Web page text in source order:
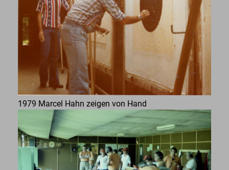
1979 Marcel Hahn zeigen von Hand